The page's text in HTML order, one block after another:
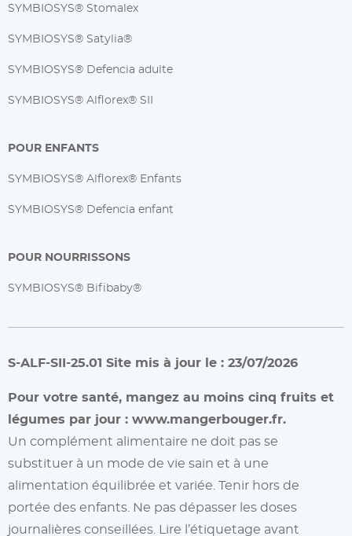
SYMBIOSYS® Stomalex
SYMBIOSYS® Satylia®
SYMBIOSYS® Defencia adulte
SYMBIOSYS® Alflorex® SII
POUR ENFANTS
SYMBIOSYS® Alflorex® Enfants
SYMBIOSYS® Defencia enfant
POUR NOURRISSONS
SYMBIOSYS® Bifibaby®
S-ALF-SII-25.01 Site mis à jour le : 23/07/2026
Pour votre santé, mangez au moins cinq fruits et
légumes par jour : www.mangerbouger.fr.
Un complément alimentaire ne doit pas se
substituer à un mode de vie sain et à une
alimentation équilibrée et variée. Tenir hors de
portée des enfants. Ne pas dépasser les doses
journalières conseillées. Lire l’étiquetage avant